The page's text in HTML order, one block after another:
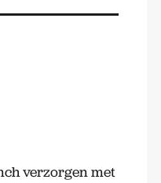
verzorgen met